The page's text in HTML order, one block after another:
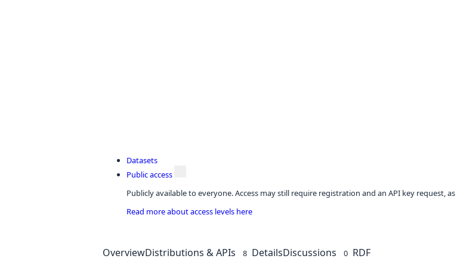
Datasets
Public access
Publicly available to everyone. Access may still require registration and an API key request,
Read more about access levels here
OverviewDistributions & APIs 8 DetailsDiscussions 0 RDF